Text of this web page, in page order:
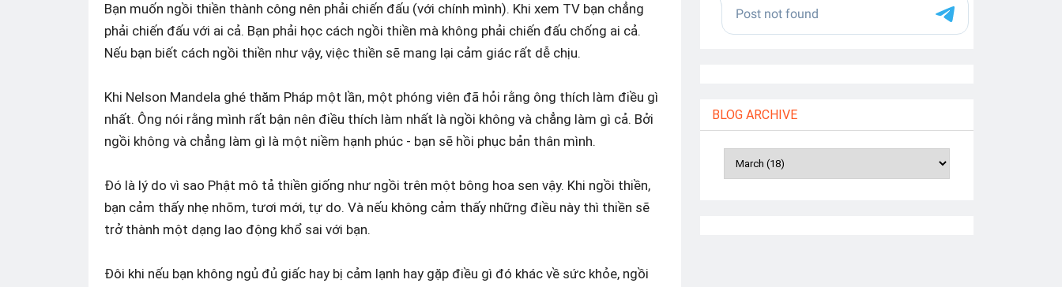
Bạn muốn ngồi thiền thành công nên phải chiến đấu (với chính mình). Khi xem TV bạn chẳng
phải chiến đấu với ai cả. Bạn phải học cách ngồi thiền mà không phải chiến đấu chống ai cả.
Nếu bạn biết cách ngồi thiền như vậy, việc thiền sẽ mang lại cảm giác rất dễ chịu.
Khi Nelson Mandela ghé thăm Pháp một lần, một phóng viên đã hỏi rằng ông thích làm điều gì
nhất. Ông nói rằng mình rất bận nên điều thích làm nhất là ngồi không và chẳng làm gì cả. Bởi
ngồi không và chẳng làm gì là một niềm hạnh phúc - bạn sẽ hồi phục bản thân mình.
Đó là lý do vì sao Phật mô tả thiền giống như ngồi trên một bông hoa sen vậy. Khi ngồi thiền,
bạn cảm thấy nhẹ nhõm, tươi mới, tự do. Và nếu không cảm thấy những điều này thì thiền sẽ
trở thành một dạng lao động khổ sai với bạn.
Đôi khi nếu bạn không ngủ đủ giấc hay bị cảm lạnh hay gặp điều gì đó khác về sức khỏe, ngồi
BLOG ARCHIVE